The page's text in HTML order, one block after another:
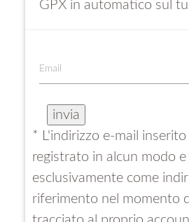
GPX in automatico sul
Email
* L'indirizzo e-mail
registrato in alcun modo
esclusivamente come
riferimento nel momento